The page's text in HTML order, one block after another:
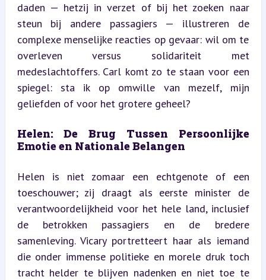
daden — hetzij in verzet of bij het zoeken naar
steun bij andere passagiers — illustreren de
complexe menselijke reacties op gevaar: wil om te
overleven versus solidariteit met
medeslachtoffers. Carl komt zo te staan voor een
spiegel: sta ik op omwille van mezelf, mijn
geliefden of voor het grotere geheel?
Helen: De Brug Tussen Persoonlijke
Emotie en Nationale Belangen
Helen is niet zomaar een echtgenote of een
toeschouwer; zij draagt als eerste minister de
verantwoordelijkheid voor het hele land, inclusief
de betrokken passagiers en de bredere
samenleving. Vicary portretteert haar als iemand
die onder immense politieke en morele druk toch
tracht helder te blijven nadenken en niet toe te